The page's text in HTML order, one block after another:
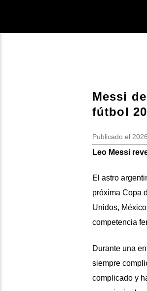
Messi
fútbol
Publicado el
Leo Messi
El astro
próxima Copa
Unidos,
competencia
Durante una
siempre
complicado y